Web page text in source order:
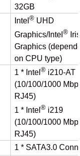
32GB
Intel® UHD
Graphics/Intel®
Graphics
on CPU type)
1 * Intel® i210-AT
(10/100/1000
RJ45)
1 * Intel® i219
(10/100/1000
RJ45)
1 * SATA3.0